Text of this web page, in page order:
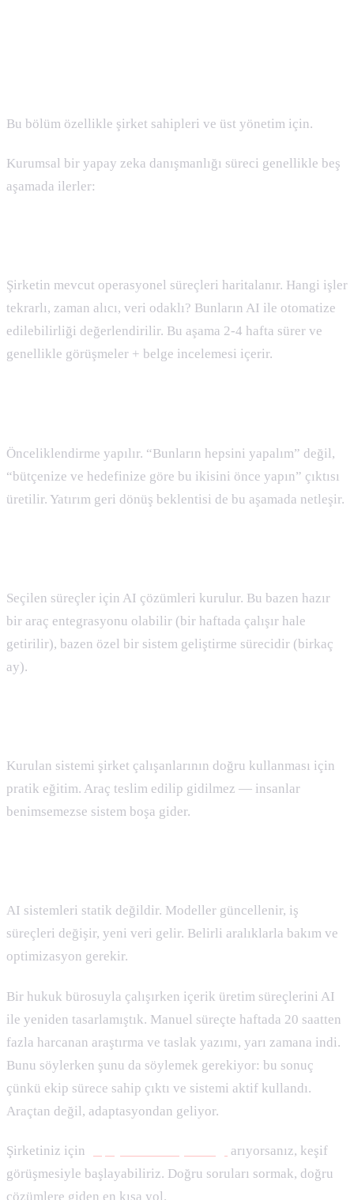
Bu bölüm özellikle şirket sahipleri ve üst yönetim için.
Kurumsal bir yapay zeka danışmanlığı süreci genellikle beş
aşamada ilerler:
Şirketin mevcut operasyonel süreçleri haritalanır. Hangi işler
tekrarlı, zaman alıcı, veri odaklı? Bunların AI ile otomatize
edilebilirliği değerlendirilir. Bu aşama 2-4 hafta sürer ve
genellikle görüşmeler + belge incelemesi içerir.
Önceliklendirme yapılır. “Bunların hepsini yapalım” değil,
“bütçenize ve hedefinize göre bu ikisini önce yapın” çıktısı
üretilir. Yatırım geri dönüş beklentisi de bu aşamada netleşir.
Seçilen süreçler için AI çözümleri kurulur. Bu bazen hazır
bir araç entegrasyonu olabilir (bir haftada çalışır hale
getirilir), bazen özel bir sistem geliştirme sürecidir (birkaç
ay).
Kurulan sistemi şirket çalışanlarının doğru kullanması için
pratik eğitim. Araç teslim edilip gidilmez — insanlar
benimsemezse sistem boşa gider.
AI sistemleri statik değildir. Modeller güncellenir, iş
süreçleri değişir, yeni veri gelir. Belirli aralıklarla bakım ve
optimizasyon gerekir.
Bir hukuk bürosuyla çalışırken içerik üretim süreçlerini AI
ile yeniden tasarlamıştık. Manuel süreçte haftada 20 saatten
fazla harcanan araştırma ve taslak yazımı, yarı zamana indi.
Bunu söylerken şunu da söylemek gerekiyor: bu sonuç
çünkü ekip sürece sahip çıktı ve sistemi aktif kullandı.
Araçtan değil, adaptasyondan geliyor.
Şirketiniz için
arıyorsanız, keşif
görüşmesiyle başlayabiliriz. Doğru soruları sormak, doğru
çözümlere giden en kısa yol.